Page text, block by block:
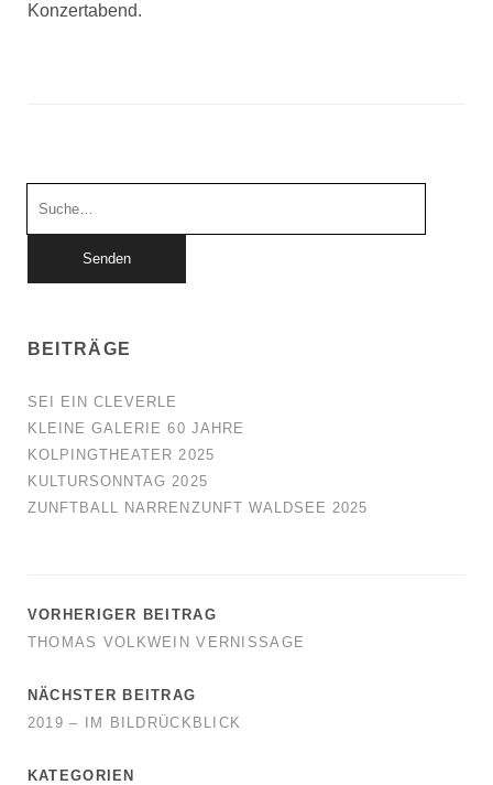
Konzertabend.
BEITRÄGE
SEI EIN CLEVERLE
KLEINE GALERIE 60 JAHRE
KOLPINGTHEATER 2025
KULTURSONNTAG 2025
ZUNFTBALL NARRENZUNFT WALDSEE 2025
VORHERIGER BEITRAG
THOMAS VOLKWEIN VERNISSAGE
NÄCHSTER BEITRAG
2019 – IM BILDRÜCKBLICK
KATEGORIEN